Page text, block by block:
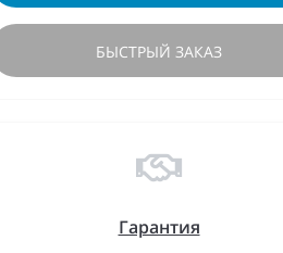
БЫСТРЫЙ ЗАКАЗ
Гарантия